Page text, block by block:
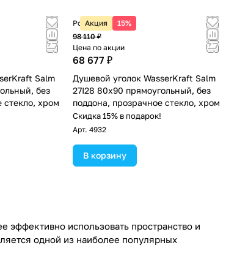
Salm
без
стекло, хром
Акция 15%
Розничная цена
98 110 ₽
Цена по акции
68 677 ₽
Душевой уголок WasserKraft Salm
27I28 80х90 прямоугольный, без
поддона, прозрачное стекло, хром
Скидка 15% в подарок!
Арт. 4932
В корзину
использовать пространство и
одной из наиболее популярных